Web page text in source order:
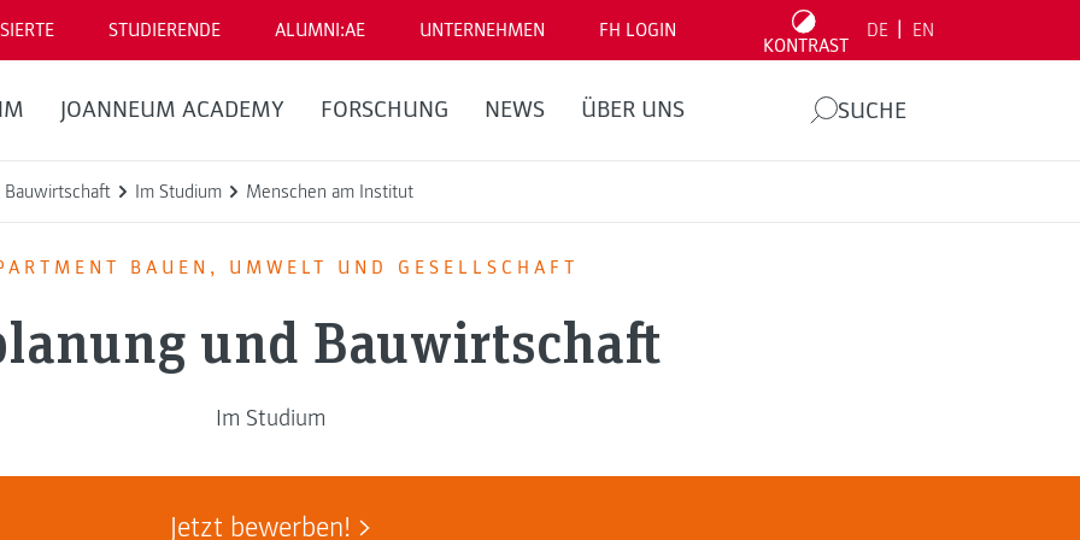
STUDIERENDE ALUMNI:AE UNTERNEHMEN FH LOGIN
KONTRAST
DE EN
JOANNEUM ACADEMY FORSCHUNG NEWS ÜBER UNS SUCHE
Bauwirtschaft Im Studium Menschen am Institut
BAUEN, UMWELT UND GESELLSCHAFT
und Bauwirtschaft
Im Studium
Jetzt bewerben!